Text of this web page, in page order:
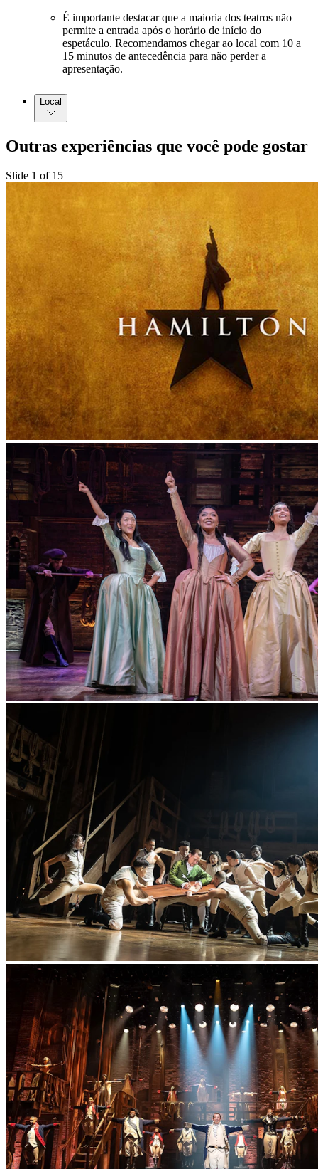
É importante destacar que a maioria dos teatros não
permite a entrada após o horário de início do
espetáculo. Recomendamos chegar ao local com 10 a
15 minutos de antecedência para não perder a
apresentação.
Local
Outras experiências que você pode gostar
Slide 1 of 15